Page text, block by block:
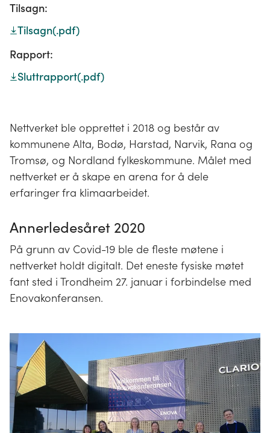
Tilsagn:
Tilsagn(.pdf)
Rapport:
Sluttrapport(.pdf)
Nettverket ble opprettet i 2018 og består av
kommunene Alta, Bodø, Harstad, Narvik, Rana og
Tromsø, og Nordland fylkeskommune. Målet med
nettverket er å skape en arena for å dele
erfaringer fra klimaarbeidet.
Annerledesåret 2020
På grunn av Covid-19 ble de fleste møtene i
nettverket holdt digitalt. Det eneste fysiske møtet
fant sted i Trondheim 27. januar i forbindelse med
Enovakonferansen.